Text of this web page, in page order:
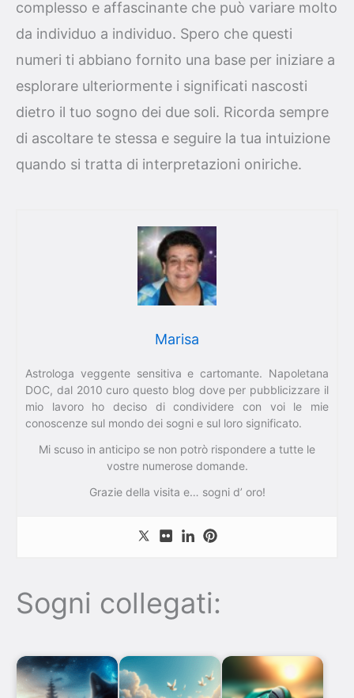
complesso e affascinante che può variare molto
da individuo a individuo. Spero che questi
numeri ti abbiano fornito una base per iniziare a
esplorare ulteriormente i significati nascosti
dietro il tuo sogno dei due soli. Ricorda sempre
di ascoltare te stessa e seguire la tua intuizione
quando si tratta di interpretazioni oniriche.
Marisa
Astrologa veggente sensitiva e cartomante. Napoletana
DOC, dal 2010 curo questo blog dove per pubblicizzare il
mio lavoro ho deciso di condividere con voi le mie
conoscenze sul mondo dei sogni e sul loro significato.
Mi scuso in anticipo se non potrò rispondere a tutte le
vostre numerose domande.
Grazie della visita e… sogni d’ oro!
Sogni collegati: